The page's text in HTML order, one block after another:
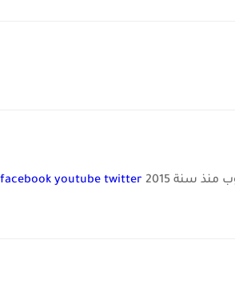
سنة 2015 facebook youtube twitter